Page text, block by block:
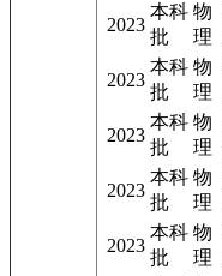
2023
本科
批
物
理
2023
本科
批
物
理
2023
本科
批
物
理
2023
本科
批
物
理
2023
本科
批
物
理